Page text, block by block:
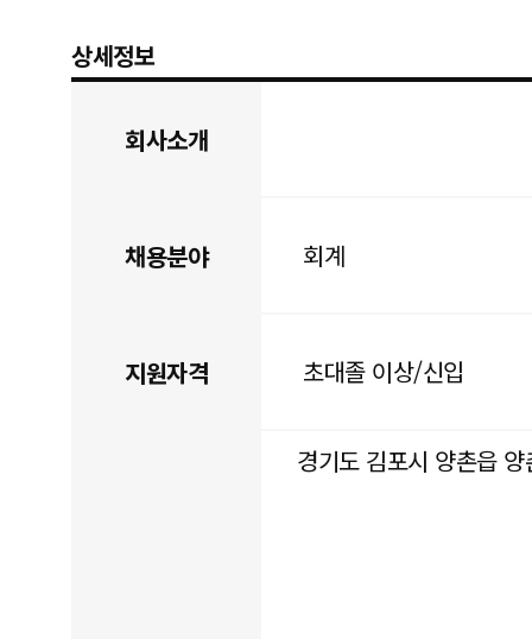
상세정보
회사소개
채용분야 회계
지원자격 초대졸 이상/신입
경기도 김포시 양촌읍